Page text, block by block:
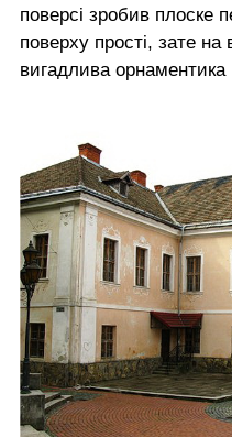
поверсі зробив плоске
поверху прості, зате на
вигадлива орнаментика